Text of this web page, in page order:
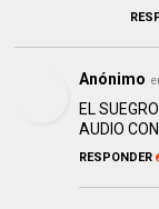
Anónimo
EL
AUDIO
RESPONDER